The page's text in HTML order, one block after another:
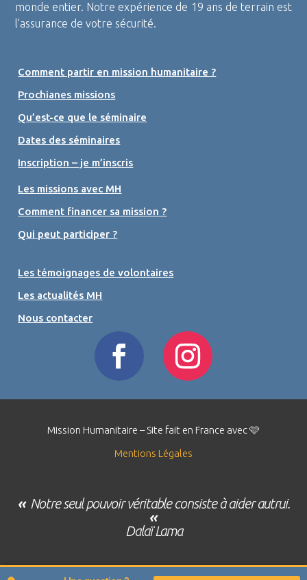
monde entier. Notre expérience de 19 ans de terrain est
l’assurance de votre sécurité.
Comment partir en mission humanitaire ?
Prochianes missions
Qu’est-ce que le séminaire
Dates des séminaires
Inscription – je m’inscris
Les missions avec MH
Comment financer sa mission ?
Qui peut participer ?
Les témoignages de volontaires
Les actualités MH
Nous contacter
Mission Humanitaire – Site fait en France avec 🩷
Mentions Légales
« Notre seul pouvoir véritable consiste à aider autrui.
«
Dalaï Lama